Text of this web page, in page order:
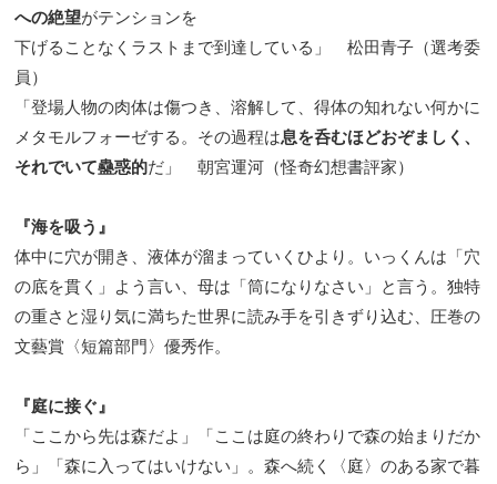
への絶望がテンションを
下げることなくラストまで到達している」 松田青子（選考委
員）
「登場人物の肉体は傷つき、溶解して、得体の知れない何かに
メタモルフォーゼする。その過程は息を呑むほどおぞましく、
それでいて蠱惑的だ」 朝宮運河（怪奇幻想書評家）
『海を吸う』
体中に穴が開き、液体が溜まっていくひより。いっくんは「穴
の底を貫く」よう言い、母は「筒になりなさい」と言う。独特
の重さと湿り気に満ちた世界に読み手を引きずり込む、圧巻の
文藝賞〈短篇部門〉優秀作。
『庭に接ぐ』
「ここから先は森だよ」「ここは庭の終わりで森の始まりだか
ら」「森に入ってはいけない」。森へ続く〈庭〉のある家で暮